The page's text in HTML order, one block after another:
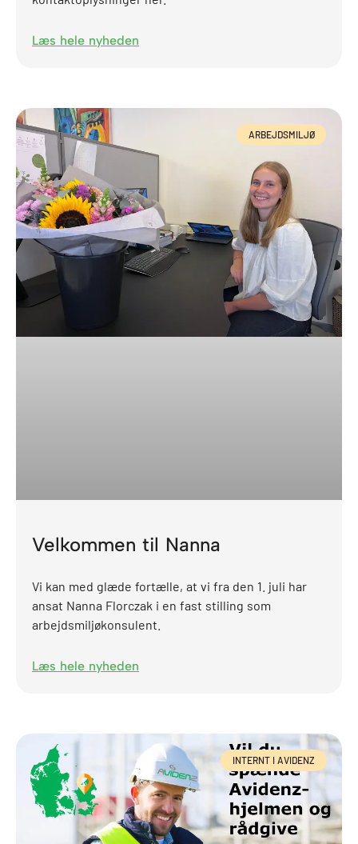
Læs hele nyheden
ARBEJDSMILJØ
Velkommen til Nanna
Vi kan med glæde fortælle, at vi fra den 1. juli har
ansat Nanna Florczak i en fast stilling som
arbejdsmiljøkonsulent.
Læs hele nyheden
INTERNT I AVIDENZ